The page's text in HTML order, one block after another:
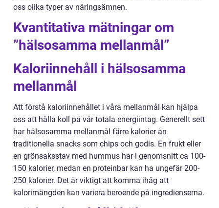
oss olika typer av näringsämnen.
Kvantitativa mätningar om
”hälsosamma mellanmål”
Kaloriinnehåll i hälsosamma
mellanmål
Att förstå kaloriinnehållet i våra mellanmål kan hjälpa
oss att hålla koll på vår totala energiintag. Generellt sett
har hälsosamma mellanmål färre kalorier än
traditionella snacks som chips och godis. En frukt eller
en grönsaksstav med hummus har i genomsnitt ca 100-
150 kalorier, medan en proteinbar kan ha ungefär 200-
250 kalorier. Det är viktigt att komma ihåg att
kalorimängden kan variera beroende på ingredienserna.